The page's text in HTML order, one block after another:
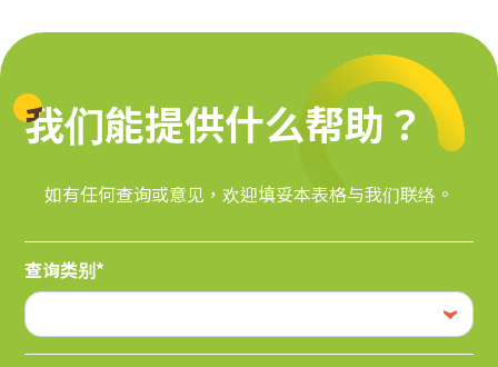
我们能提供什么帮助？
我们能提供什么帮助？
如有任何查询或意见，欢迎填妥本表格与我们联络。
查询类别*